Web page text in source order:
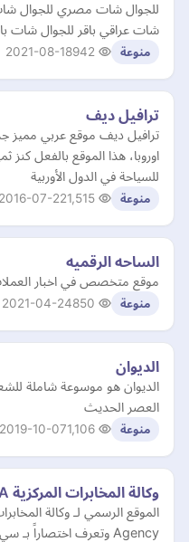
للجوال شات مصري للجوال شات
شات عراقي باقر للجوال شات
منوعة 2021-08-18
ترافيل ديف
ترافيل ديف موقع عربي مميز
اوروبا، هذا الموقع بالفعل
للسياحة في الدول الأوربية
منوعة 2016-07-22
الساحه الرقميه
موقع متخصص في اخبار
منوعة 2021-04-24
الديوان
الديوان هو موسوعة شاملة
العصر الحديث
منوعة 2019-10-07
وكالة المخابرات المركزية CIA
Agency وتعرف اختصاراً بـ سي آي أي